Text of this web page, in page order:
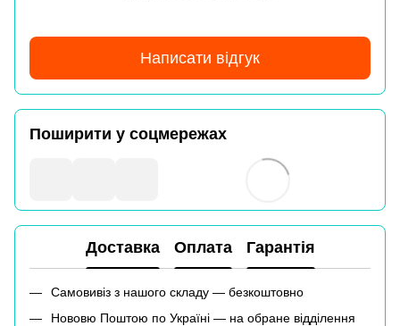
Написати відгук
Поширити у соцмережах
Доставка Оплата Гарантія
Самовивіз з нашого складу — безкоштовно
Нововю Поштою по Україні — на обране відділення